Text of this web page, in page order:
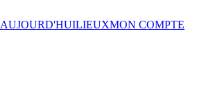
AUJOURD'HUILIEUXMON COMPTE